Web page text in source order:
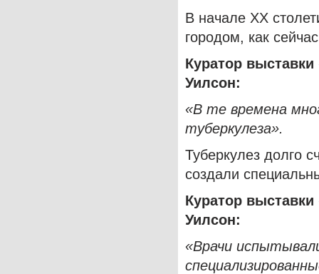
В начале XX
городом, как
Куратор
Уилсон:
«В те времена
туберкулеза».
Туберкулез долго
создали
Куратор
Уилсон:
«Врачи